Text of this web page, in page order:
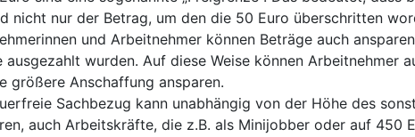
nicht nur der Betrag, um den die 50 Euro überschritten
und Arbeitnehmer können Beträge auch
ausgezahlt wurden. Auf diese Weise können Arbeitnehmer
größere Anschaffung ansparen.
Sachbezug kann unabhängig von der Höhe des
auch Arbeitskräfte, die z.B. als Minijobber oder auf 450